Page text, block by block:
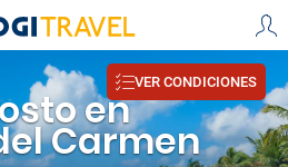
en
Carmen
VER CONDICIONES